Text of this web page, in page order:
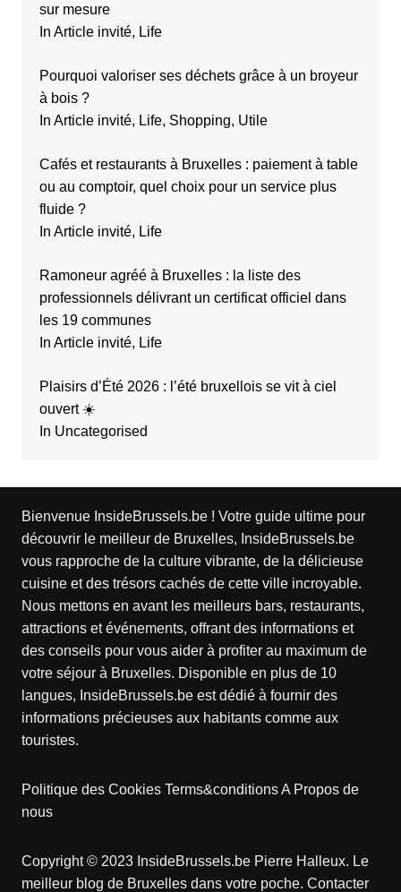
sur mesure
In Article invité, Life
Pourquoi valoriser ses déchets grâce à un broyeur
à bois ?
In Article invité, Life, Shopping, Utile
Cafés et restaurants à Bruxelles : paiement à table
ou au comptoir, quel choix pour un service plus
fluide ?
In Article invité, Life
Ramoneur agréé à Bruxelles : la liste des
professionnels délivrant un certificat officiel dans
les 19 communes
In Article invité, Life
Plaisirs d’Été 2026 : l’été bruxellois se vit à ciel
ouvert ☀️
In Uncategorised
Bienvenue InsideBrussels.be ! Votre guide ultime pour
découvrir le meilleur de Bruxelles, InsideBrussels.be
vous rapproche de la culture vibrante, de la délicieuse
cuisine et des trésors cachés de cette ville incroyable.
Nous mettons en avant les meilleurs bars, restaurants,
attractions et événements, offrant des informations et
des conseils pour vous aider à profiter au maximum de
votre séjour à Bruxelles. Disponible en plus de 10
langues, InsideBrussels.be est dédié à fournir des
informations précieuses aux habitants comme aux
touristes.
Politique des Cookies Terms&conditionsA Propos de
nous
Copyright © 2023 InsideBrussels.be Pierre Halleux. Le
meilleur blog de Bruxelles dans votre poche. Contacter